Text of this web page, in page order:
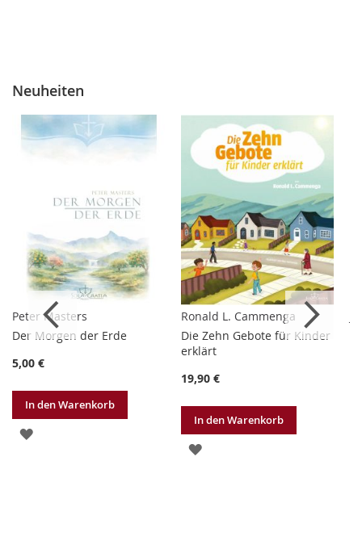
Neuheiten
Peter Masters
Der Morgen der Erde
5,00 €
In den Warenkorb
ZUR
Ronald L. Cammenga
Die Zehn Gebote für Kinder
erklärt
19,90 €
In den Warenkorb
ZUR